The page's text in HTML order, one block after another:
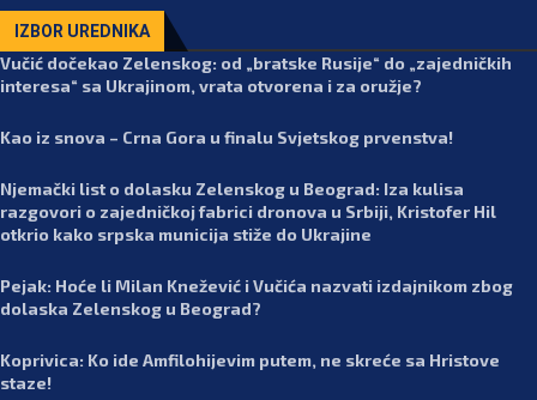
IZBOR UREDNIKA
Vučić dočekao Zelenskog: od „bratske Rusije“ do „zajedničkih
interesa“ sa Ukrajinom, vrata otvorena i za oružje?
Kao iz snova – Crna Gora u finalu Svjetskog prvenstva!
Njemački list o dolasku Zelenskog u Beograd: Iza kulisa
razgovori o zajedničkoj fabrici dronova u Srbiji, Kristofer Hil
otkrio kako srpska municija stiže do Ukrajine
Pejak: Hoće li Milan Knežević i Vučića nazvati izdajnikom zbog
dolaska Zelenskog u Beograd?
Koprivica: Ko ide Amfilohijevim putem, ne skreće sa Hristove
staze!